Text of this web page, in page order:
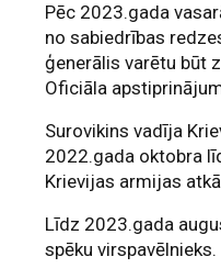
Pēc 2023.gada
no sabiedrības
ģenerālis varētu būt
Oficiāla
Surovikins vadīja
2022.gada oktobra
Krievijas armijas
Līdz 2023.gada
spēku virspavēlnieks.